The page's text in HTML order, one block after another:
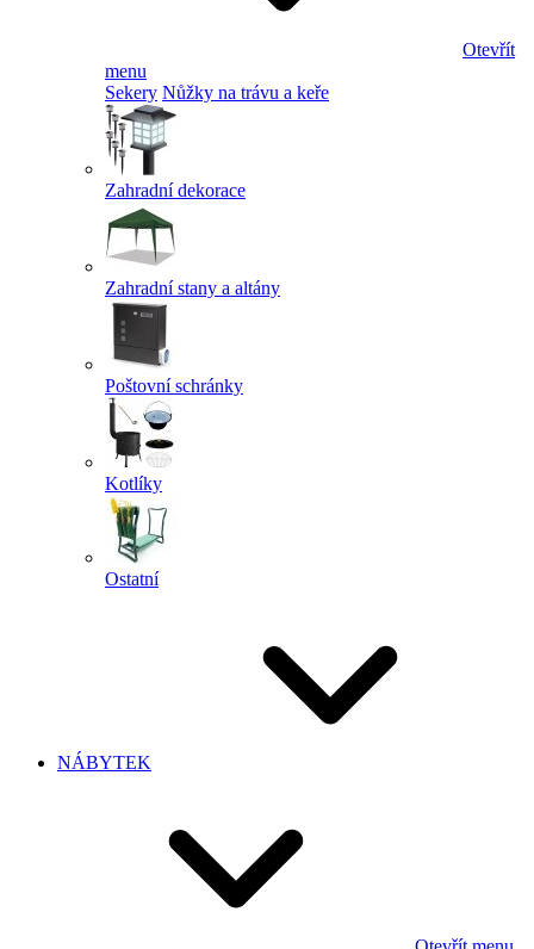
Otevřít
menu
Sekery Nůžky na trávu a keře
Zahradní dekorace
Zahradní stany a altány
Poštovní schránky
Kotlíky
Ostatní
NÁBYTEK